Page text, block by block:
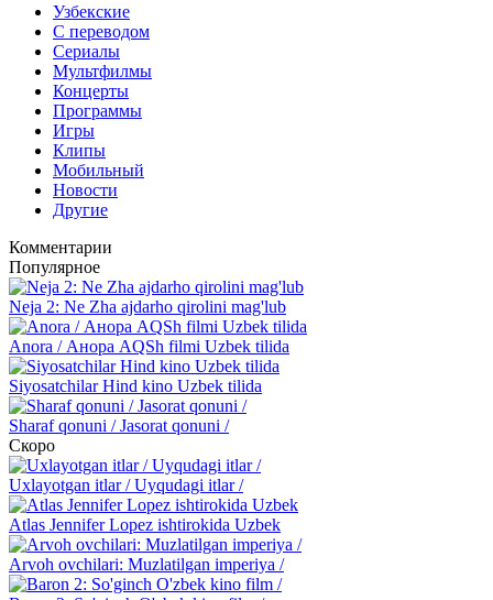
Узбекские
С переводом
Сериалы
Мультфилмы
Концерты
Программы
Игры
Клипы
Мобильный
Новости
Другие
Комментарии
Популярное
Neja 2: Ne Zha ajdarho qirolini mag'lub
Anora / Анора AQSh filmi Uzbek tilida
Siyosatchilar Hind kino Uzbek tilida
Sharaf qonuni / Jasorat qonuni /
Скоро
Uxlayotgan itlar / Uyqudagi itlar /
Atlas Jennifer Lopez ishtirokida Uzbek
Arvoh ovchilari: Muzlatilgan imperiya /